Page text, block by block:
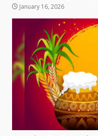
January 16, 2026